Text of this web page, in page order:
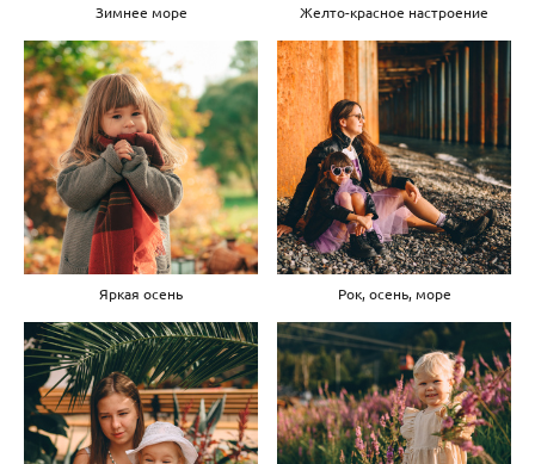
Зимнее море Желто-красное настроение
Яркая осень Рок, осень, море